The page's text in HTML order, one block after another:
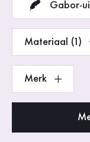
Gabor-
Materiaal (1)
Merk